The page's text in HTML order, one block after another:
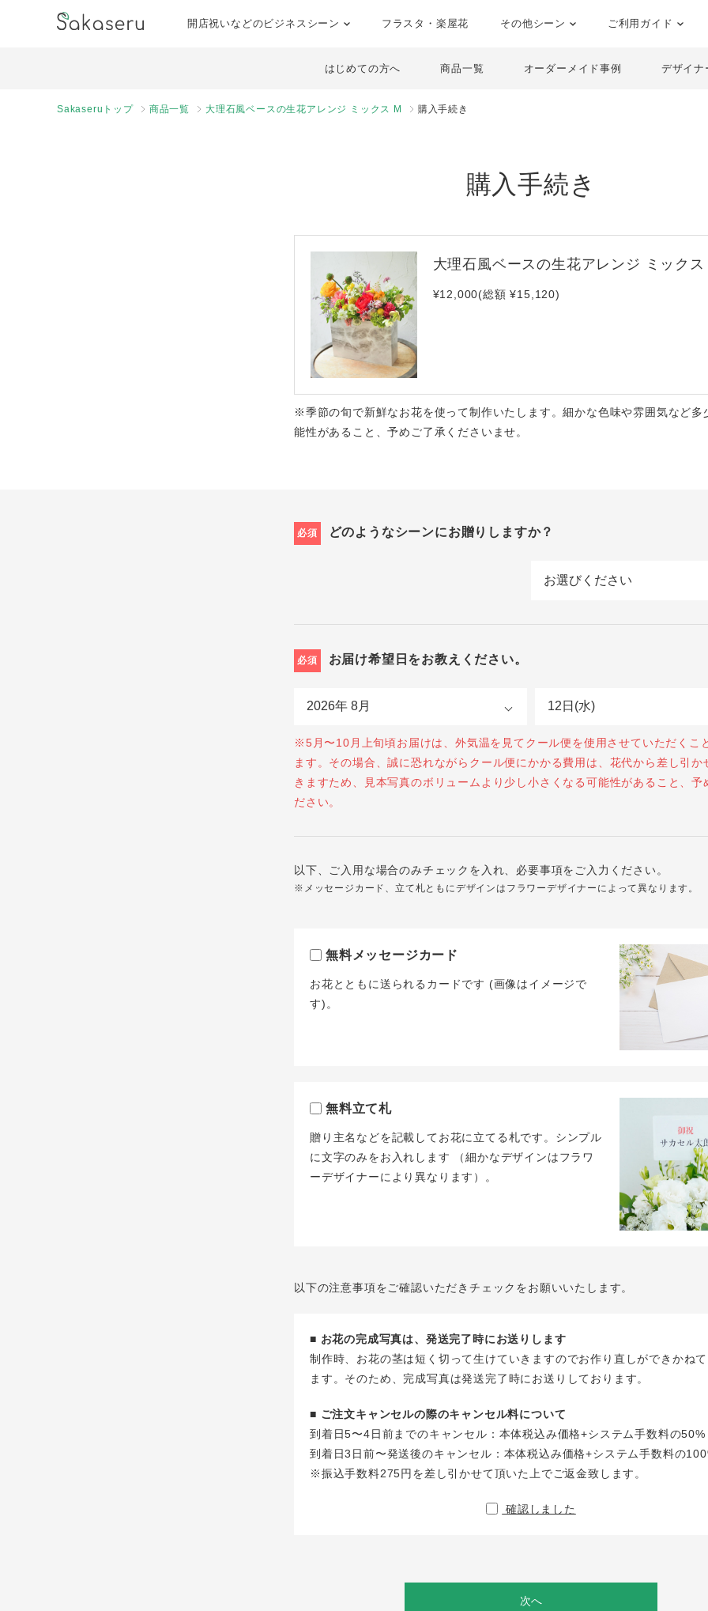
開店祝いなどのビジネスシーン フラスタ・楽屋花 その他シーン ご利用ガイド
はじめての方へ 商品一覧 オーダーメイド事例 デザイナ
Sakaseruトップ 商品一覧 大理石風ベースの生花アレンジ ミックス M 購入手続き
購入手続き
大理石風ベースの生花アレンジ ミックス
¥12,000(総額 ¥15,120)
※季節の旬で新鮮なお花を使って制作いたします。細かな色味や雰囲気など多
能性があること、予めご了承くださいませ。
必須 どのようなシーンにお贈りしますか？
必須 お届け希望日をお教えください。
※5月〜10月上旬頃お届けは、外気温を見てクール便を使用させていただくこ
ます。その場合、誠に恐れながらクール便にかかる費用は、花代から差し引か
きますため、見本写真のボリュームより少し小さくなる可能性があること、予
ださい。
以下、ご入用な場合のみチェックを入れ、必要事項をご入力ください。
※メッセージカード、立て札ともにデザインはフラワーデザイナーによって異なります。
無料メッセージカード
お花とともに送られるカードです (画像はイメージで
す)。
無料立て札
贈り主名などを記載してお花に立てる札です。シンプル
に文字のみをお入れします （細かなデザインはフラワ
ーデザイナーにより異なります）。
以下の注意事項をご確認いただきチェックをお願いいたします。
■ お花の完成写真は、発送完了時にお送りします
制作時、お花の茎は短く切って生けていきますのでお作り直しができかね
ます。そのため、完成写真は発送完了時にお送りしております。
■ ご注文キャンセルの際のキャンセル料について
到着日5〜4日前までのキャンセル：本体税込み価格+システム手数料の50%
到着日3日前〜発送後のキャンセル：本体税込み価格+システム手数料の
※振込手数料275円を差し引かせて頂いた上でご返金致します。
確認しました
次へ